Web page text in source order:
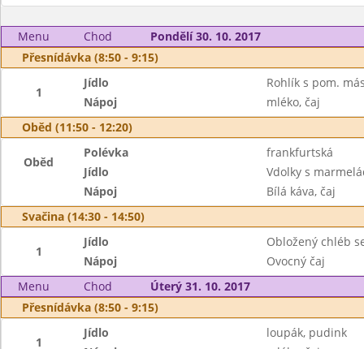
Menu Chod
Pondělí 30. 10. 2017
Přesnídávka (8:50 - 9:15)
1
Jídlo
Rohlík s pom.
Nápoj
mléko, čaj
Oběd (11:50 - 12:20)
Oběd
Polévka
frankfurtská
Jídlo
Vdolky s
Nápoj
Bílá káva, čaj
Svačina (14:30 - 14:50)
1
Jídlo
Obložený chléb
Nápoj
Ovocný čaj
Menu
Chod
Úterý 31. 10. 2017
Přesnídávka (8:50 - 9:15)
1
Jídlo
loupák, pudink